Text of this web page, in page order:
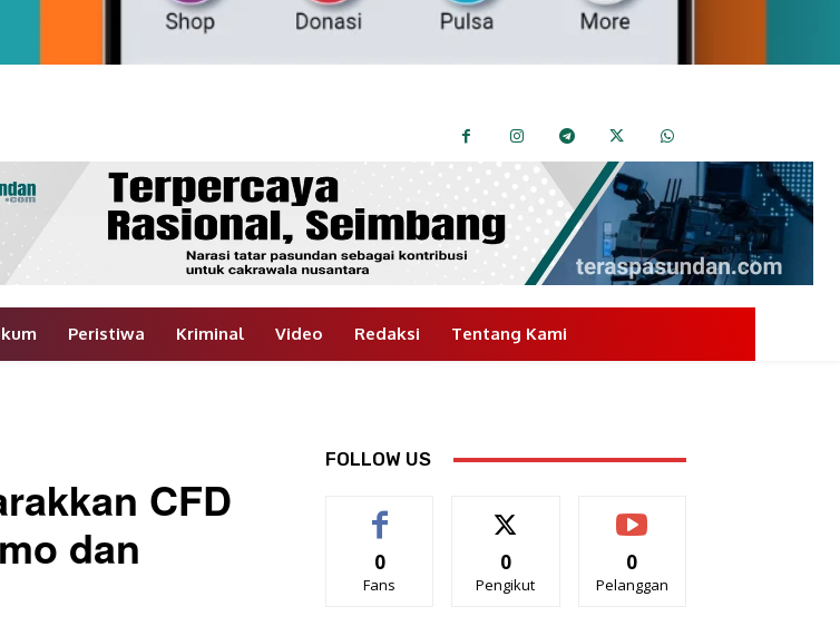
Peristiwa Kriminal Video Redaksi Tentang Kami
CFD
dan
FOLLOW US
0
Fans
0
Pengikut
0
Pelanggan